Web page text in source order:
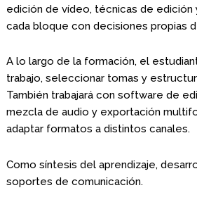
edición de vídeo, técnicas de edición
cada bloque con decisiones propias
A lo largo de la formación, el
trabajo, seleccionar tomas y
También trabajará con software de
mezcla de audio y exportación
adaptar formatos a distintos canales.
Como síntesis del aprendizaje,
soportes de comunicación.